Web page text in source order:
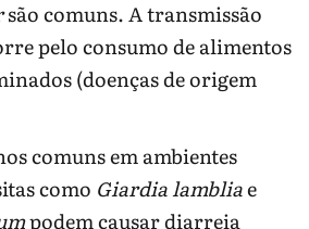
são comuns. A transmissão
pelo consumo de alimentos
(doenças de origem
comuns em ambientes
como Giardia lambliae
podem causar diarreia